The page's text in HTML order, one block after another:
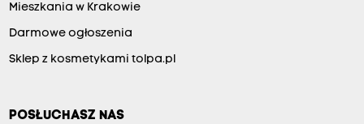
Mieszkania w Krakowie
Darmowe ogłoszenia
Sklep z kosmetykami tolpa.pl
POSŁUCHASZ NAS